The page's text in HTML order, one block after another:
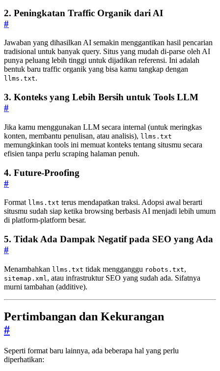
2. Peningkatan Traffic Organik dari AI
#
Jawaban yang dihasilkan AI semakin menggantikan hasil pencarian
tradisional untuk banyak query. Situs yang mudah di-parse oleh AI
punya peluang lebih tinggi untuk dijadikan referensi. Ini adalah
bentuk baru traffic organik yang bisa kamu tangkap dengan
llms.txt.
3. Konteks yang Lebih Bersih untuk Tools LLM
#
Jika kamu menggunakan LLM secara internal (untuk meringkas
konten, membantu penulisan, atau analisis), llms.txt
memungkinkan tools ini memuat konteks tentang situsmu secara
efisien tanpa perlu scraping halaman penuh.
4. Future-Proofing
#
Format llms.txt terus mendapatkan traksi. Adopsi awal berarti
situsmu sudah siap ketika browsing berbasis AI menjadi lebih umum
di platform-platform besar.
5. Tidak Ada Dampak Negatif pada SEO yang Ada
#
Menambahkan llms.txt tidak mengganggu robots.txt,
sitemap.xml , atau infrastruktur SEO yang sudah ada. Sifatnya
murni tambahan (additive).
Pertimbangan dan Kekurangan
#
Seperti format baru lainnya, ada beberapa hal yang perlu
diperhatikan: